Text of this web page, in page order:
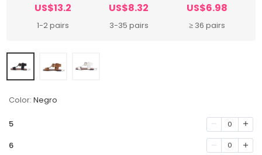
US$13.2
1-2 pairs
US$8.32
3-35 pairs
US$6.98
≥ 36 pairs
Color: Negro
5 0
6 0